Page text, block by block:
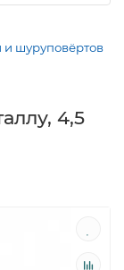
и шуруповёртов
4,5